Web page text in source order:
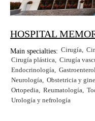
HOSPITAL
Main specialties: Cirugía
Cirugía plástica Cirugía
Endocrinología
Neurología Obstetricia y
Ortopedia Reumatología
Urología y nefrología